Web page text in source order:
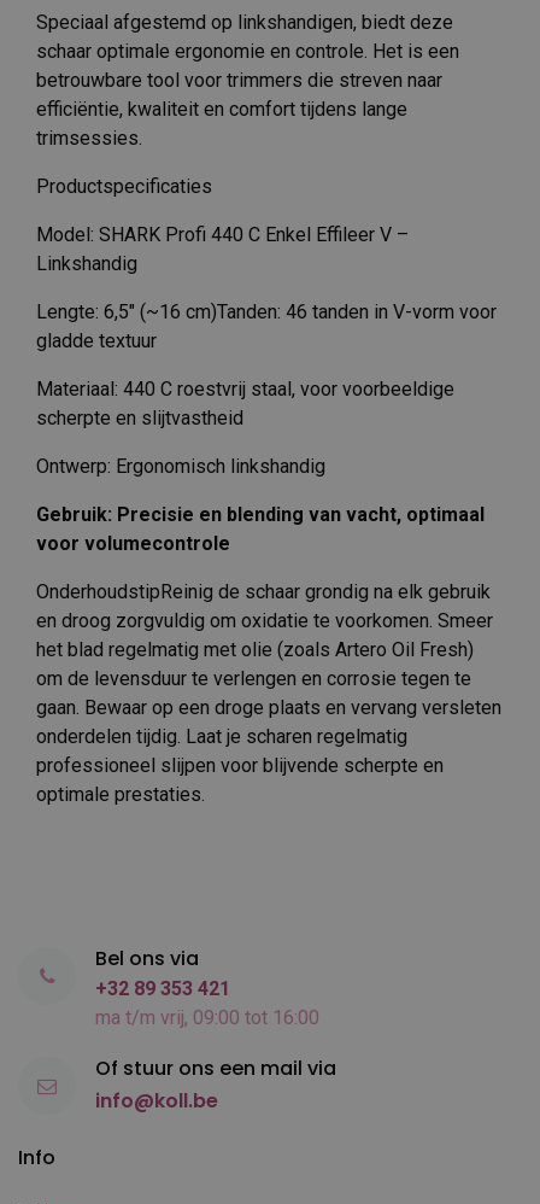
Speciaal afgestemd op linkshandigen, biedt deze
schaar optimale ergonomie en controle. Het is een
betrouwbare tool voor trimmers die streven naar
efficiëntie, kwaliteit en comfort tijdens lange
trimsessies.
Productspecificaties
Model: SHARK Profi 440 C Enkel Effileer V –
Linkshandig
Lengte: 6,5″ (~16 cm)Tanden: 46 tanden in V-vorm voor
gladde textuur
Materiaal: 440 C roestvrij staal, voor voorbeeldige
scherpte en slijtvastheid
Ontwerp: Ergonomisch linkshandig
Gebruik: Precisie en blending van vacht, optimaal
voor volumecontrole
OnderhoudstipReinig de schaar grondig na elk gebruik
en droog zorgvuldig om oxidatie te voorkomen. Smeer
het blad regelmatig met olie (zoals Artero Oil Fresh)
om de levensduur te verlengen en corrosie tegen te
gaan. Bewaar op een droge plaats en vervang versleten
onderdelen tijdig. Laat je scharen regelmatig
professioneel slijpen voor blijvende scherpte en
optimale prestaties.
Info
Bel ons via
+32 89 353 421
ma t/m vrij, 09:00 tot 16:00
Of stuur ons een mail via
info@koll.be